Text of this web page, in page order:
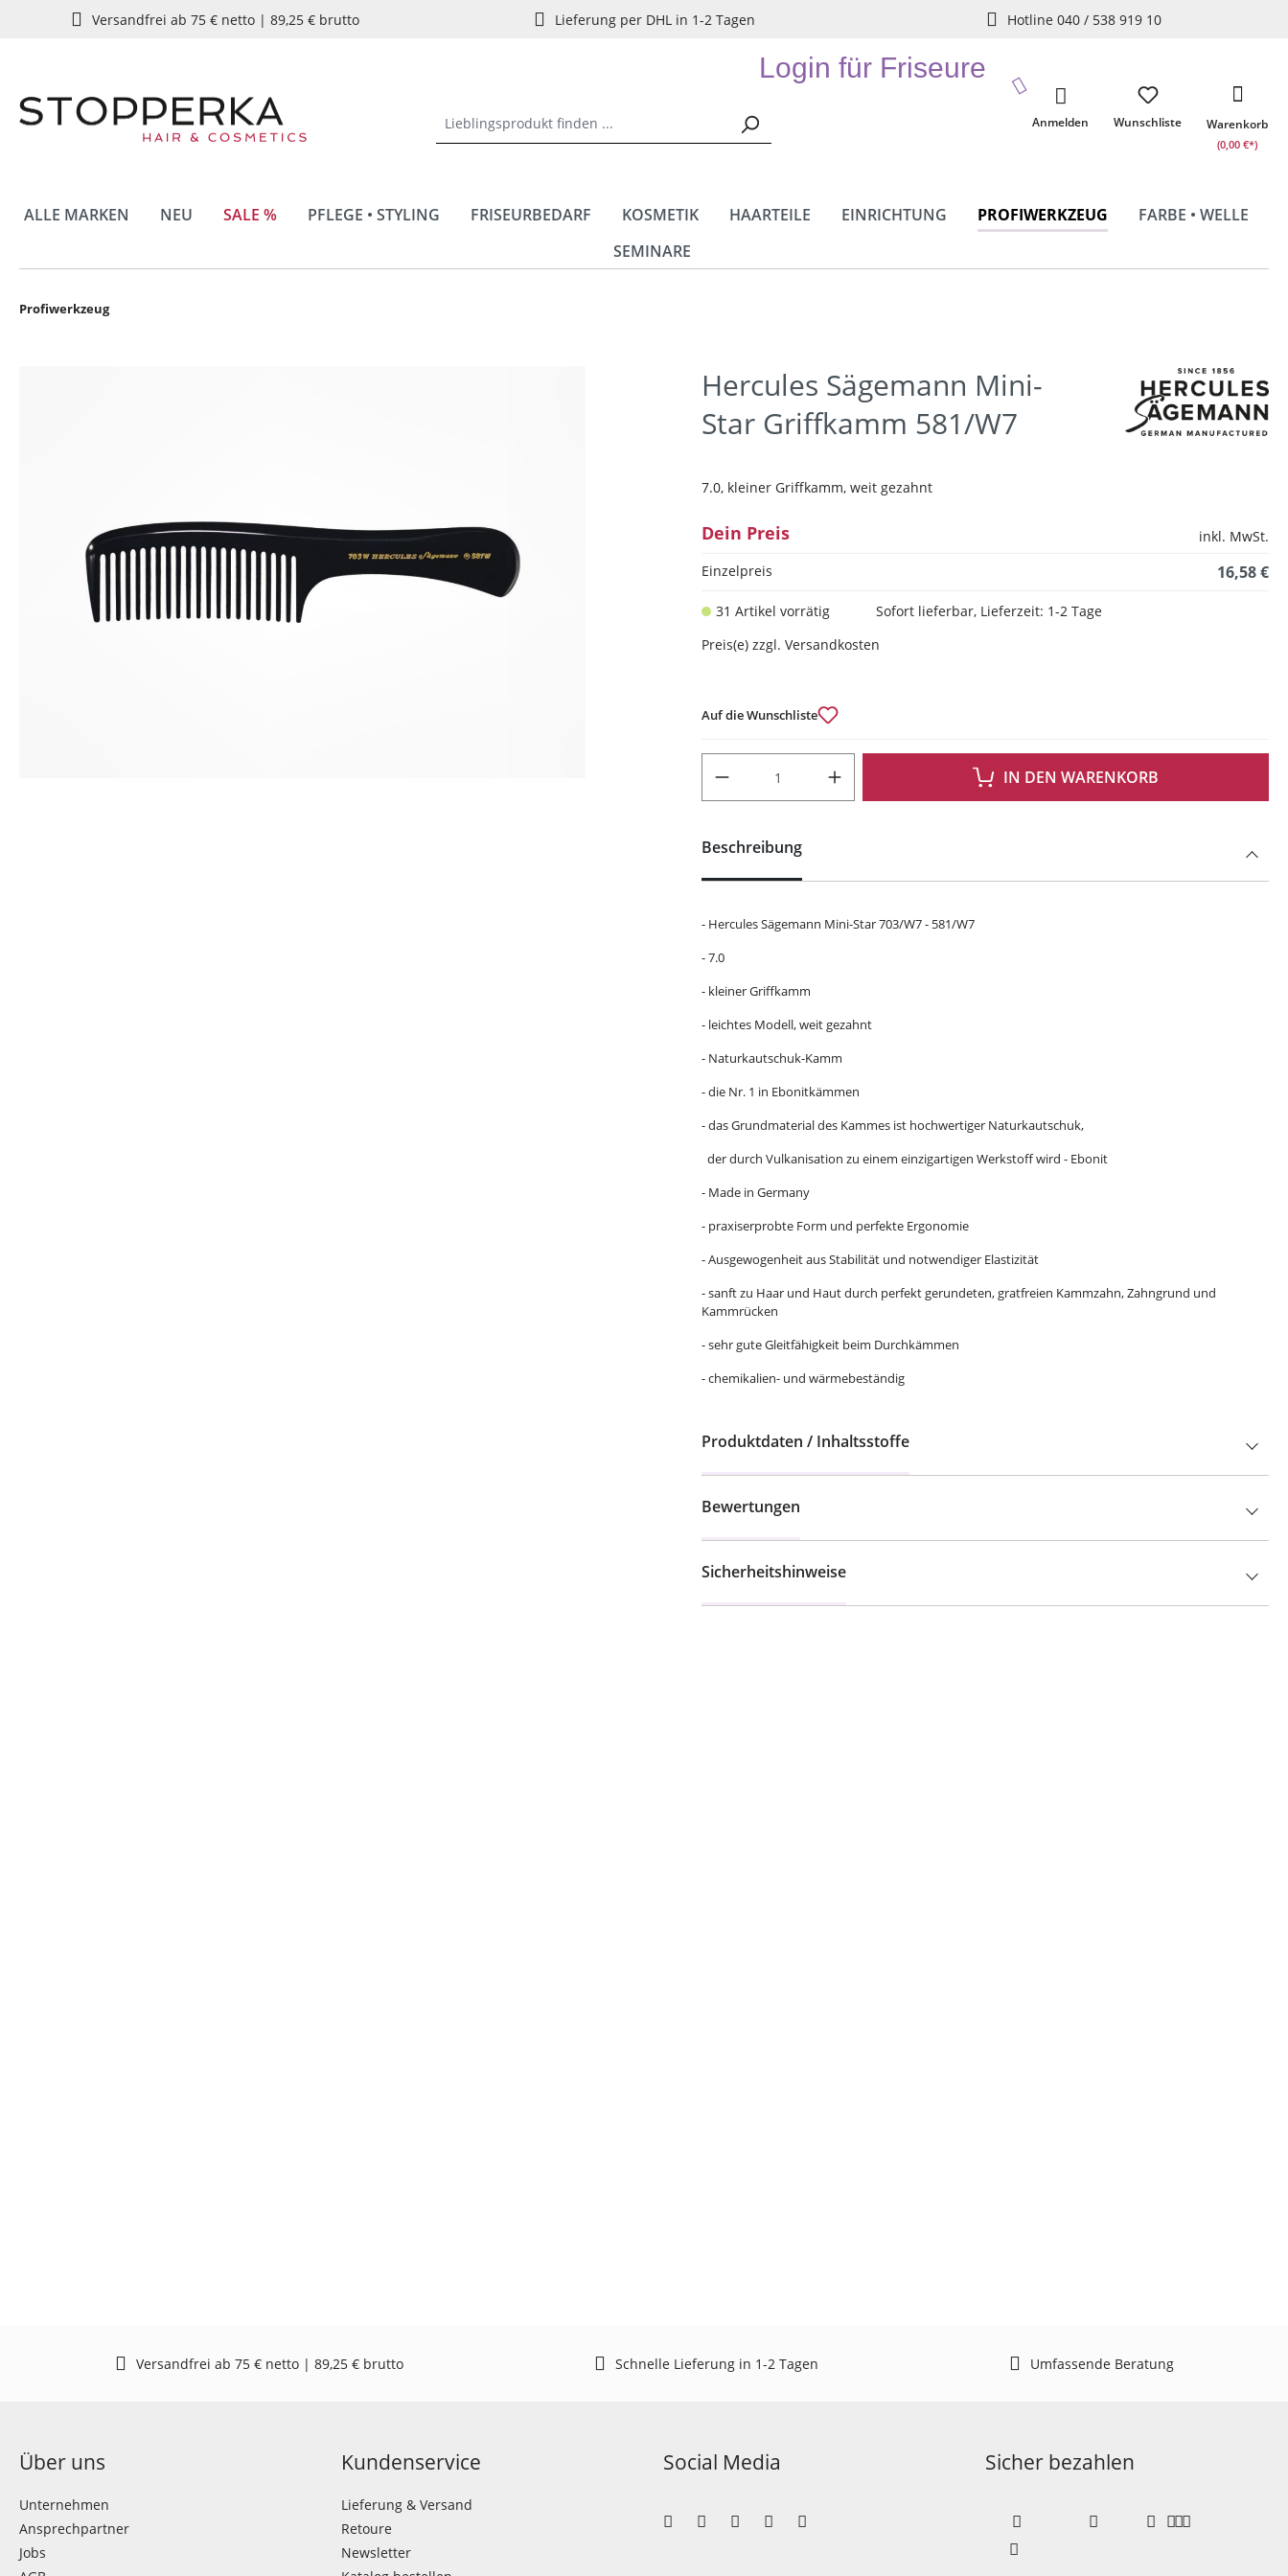
Zur Hauptnavigation springen
Versandfrei ab 75 € netto | 89,25 € brutto Lieferung per DHL in 1-2 Tagen Hotline 040 / 538 919 10
Login für Friseure
Wunschliste
Anmelden Warenkorb
(0,00 €*)
ALLE MARKEN NEU SALE % PFLEGE • STYLING FRISEURBEDARF KOSMETIK HAARTEILE EINRICHTUNG PROFIWERKZEUG
FARBE • WELLE
SEMINARE
Profiwerkzeug
Hercules Sägemann Mini-
Star Griffkamm 581/W7
7.0, kleiner Griffkamm, weit gezahnt
Dein Preis
inkl. MwSt.
Einzelpreis
16,58 €
31 Artikel vorrätig
Sofort lieferbar, Lieferzeit: 1-2 Tage
Preis(e) zzgl. Versandkosten
Auf die Wunschliste
IN DEN WARENKORB
Beschreibung
- Hercules Sägemann Mini-Star 703/W7 - 581/W7
- 7.0
- kleiner Griffkamm
- leichtes Modell, weit gezahnt
- Naturkautschuk-Kamm
- die Nr. 1 in Ebonitkämmen
- das Grundmaterial des Kammes ist hochwertiger Naturkautschuk,
der durch Vulkanisation zu einem einzigartigen Werkstoff wird - Ebonit
- Made in Germany
- praxiserprobte Form und perfekte Ergonomie
- Ausgewogenheit aus Stabilität und notwendiger Elastizität
- sanft zu Haar und Haut durch perfekt gerundeten, gratfreien Kammzahn, Zahngrund und
Kammrücken
- sehr gute Gleitfähigkeit beim Durchkämmen
- chemikalien- und wärmebeständig
Produktdaten / Inhaltsstoffe
Bewertungen
Sicherheitshinweise
Versandfrei ab 75 € netto | 89,25 € brutto Schnelle Lieferung in 1-2 Tagen Umfassende Beratung
Über uns
Unternehmen
Ansprechpartner
Jobs
Kundenservice
Lieferung & Versand
Retoure
Newsletter
Social Media Sicher bezahlen